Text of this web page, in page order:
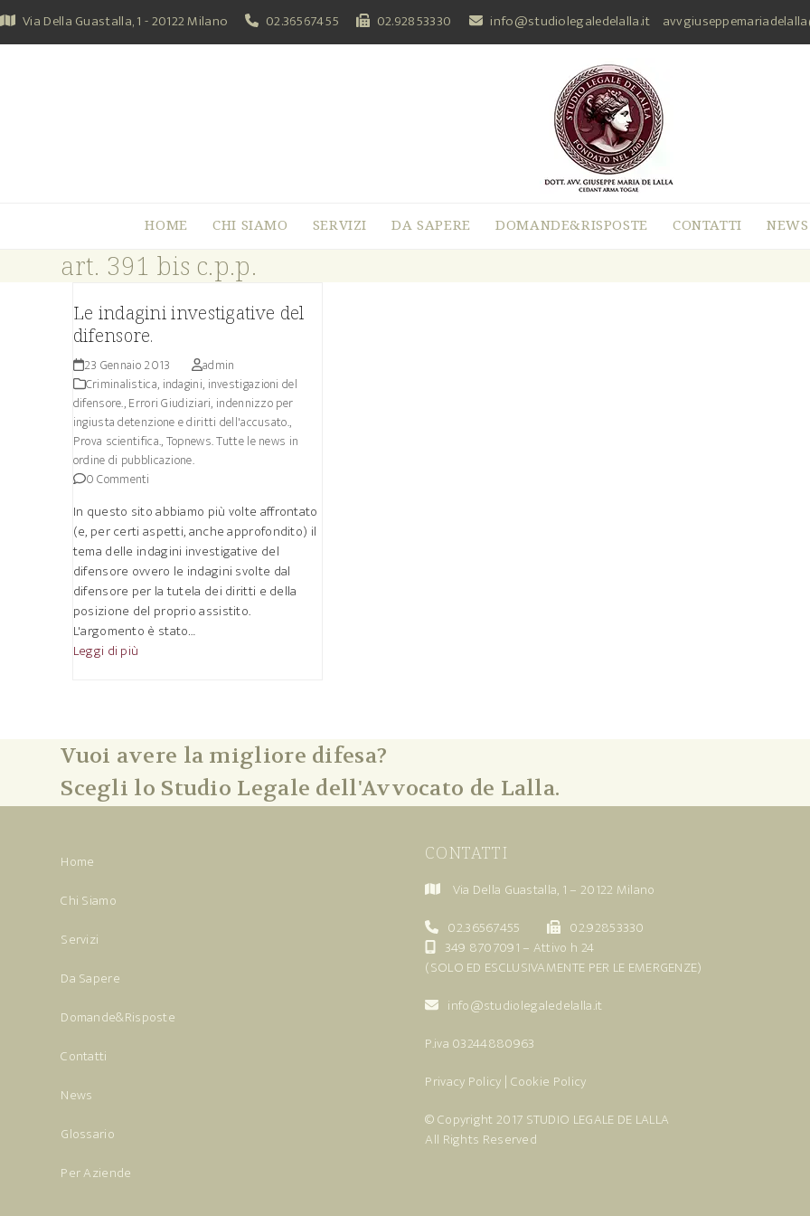
Skip
to
content
Via Della Guastalla, 1 - 20122 Milano 02.36567455 02.92853330 info@studiolegaledelalla.it
HOME CHI SIAMO SERVIZI DA SAPERE DOMANDE&RISPOSTE CONTATTI NEWS
art. 391 bis c.p.p.
Le indagini investigative del
difensore.
23 Gennaio 2013
admin
Criminalistica, indagini, investigazioni del
difensore.,Errori Giudiziari, indennizzo per
ingiusta detenzione e diritti dell'accusato.,
Prova scientifica.,Topnews. Tutte le news in
ordine di pubblicazione.
0 Commenti
In questo sito abbiamo più volte affrontato
(e, per certi aspetti, anche approfondito) il
tema delle indagini investigative del
difensore ovvero le indagini svolte dal
difensore per la tutela dei diritti e della
posizione del proprio assistito.
L'argomento è stato…
Leggi di più
Vuoi avere la migliore difesa?
Scegli lo Studio Legale dell'Avvocato de Lalla.
Home
Chi Siamo
Servizi
Da Sapere
Domande&Risposte
Contatti
News
Glossario
Per Aziende
CONTATTI
Via Della Guastalla, 1 – 20122 Milano
02.36567455
02.92853330
349 8707091 – Attivo h 24
(SOLO ED ESCLUSIVAMENTE PER LE EMERGENZE)
info@studiolegaledelalla.it
P.iva 03244880963
Privacy Policy | Cookie Policy
© Copyright 2017 STUDIO LEGALE DE LALLA
All Rights Reserved